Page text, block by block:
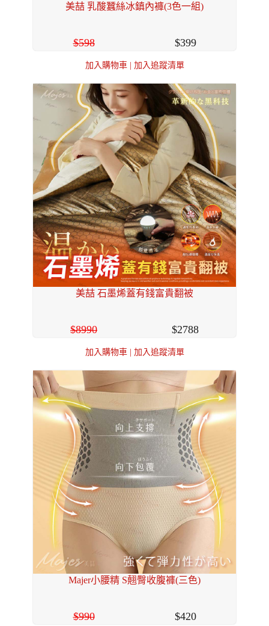
美喆 乳酸蠶絲冰鎮內褲(3色一組)
598 399
加入購物車 | 加入追蹤清單
美喆 石墨烯蓋有錢富貴翻被
8990 2788
加入購物車 | 加入追蹤清單
Majer小腰精 S翹臀收腹褲(三色)
990 420